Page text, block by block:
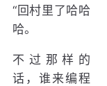
“回村里了哈哈
哈。
不过那样的
话，谁来编程